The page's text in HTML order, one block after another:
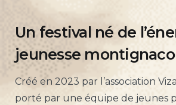
Un festival né de
jeunesse
Créé en 2023 par l’association
porté par une équipe de jeunes